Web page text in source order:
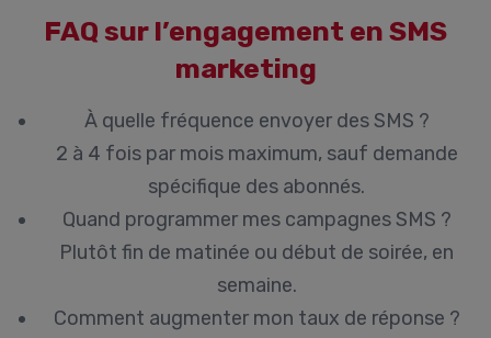
FAQ sur l’engagement en SMS
marketing
À quelle fréquence envoyer des SMS ?
2 à 4 fois par mois maximum, sauf demande
spécifique des abonnés.
Quand programmer mes campagnes SMS ?
Plutôt fin de matinée ou début de soirée, en
semaine.
Comment augmenter mon taux de réponse ?